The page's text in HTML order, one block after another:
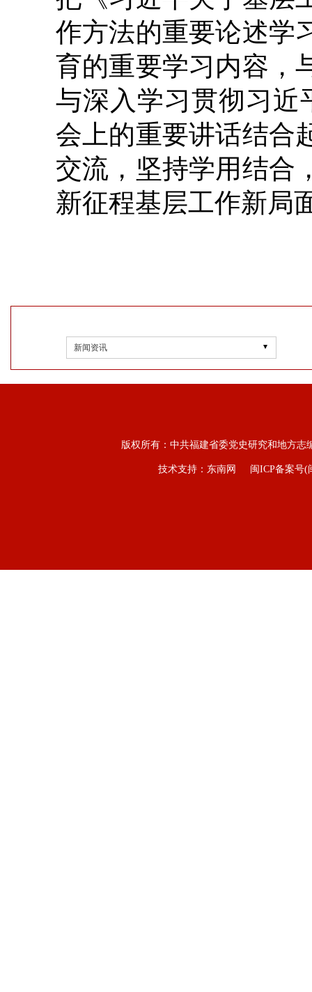
作方法的重要论述学
育的重要学习内容，
与深入学习贯彻习近
会上的重要讲话结合
交流，坚持学用结合
新征程基层工作新局
新闻资讯
版权所有：中共福建省委党史研究和地方
技术支持：东南网 闽ICP备案号(